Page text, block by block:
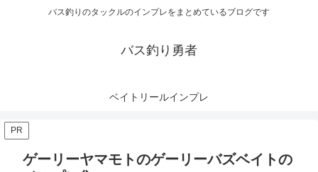
バス釣りのタックルのインプレをまとめているブログです
バス釣り勇者
ベイトリールインプレ
PR
ゲーリーヤマモトのゲーリーバズベイトの